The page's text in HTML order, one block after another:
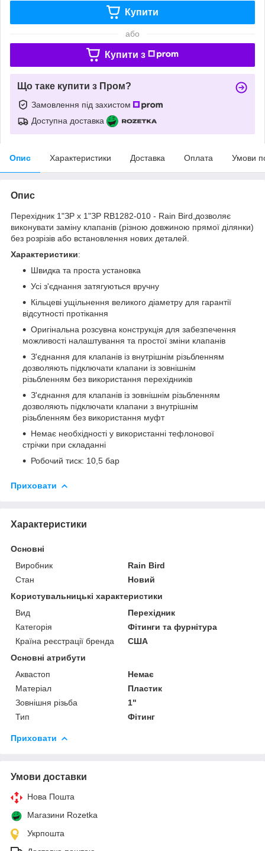
Купити
або
Купити з
Що таке купити з Пром?
Замовлення під захистом
Доступна доставка
Опис Характеристики Доставка Оплата Умови
Опис
Перехідник 1"ЗР х 1"ЗР RB1282-010 - Rain Bird,дозволяє
виконувати заміну клапанів (різною довжиною прямої ділянки)
без розрізів або встановлення нових деталей.
Характеристики:
Швидка та проста установка
Усі з'єднання затягуються вручну
Кільцеві ущільнення великого діаметру для гарантії
відсутності протікання
Оригінальна розсувна конструкція для забезпечення
можливості налаштування та простої зміни клапанів
З'єднання для клапанів із внутрішнім різьбленням
дозволяють підключати клапани із зовнішнім
різьбленням без використання перехідників
З'єднання для клапанів із зовнішнім різьбленням
дозволяють підключати клапани з внутрішнім
різьбленням без використання муфт
Немає необхідності у використанні тефлонової
стрічки при складанні
Робочий тиск: 10,5 бар
Приховати
Характеристики
Основні
Виробник
Rain Bird
Стан
Новий
Користувальницькі характеристики
Вид
Перехідник
Категорія
Фітинги та фурнітура
Країна реєстрації бренда
США
Основні атрибути
Аквастоп
Немає
Матеріал
Пластик
Зовнішня різьба
1"
Тип
Фітинг
Приховати
Умови доставки
Нова Пошта
Магазини Rozetka
Укрпошта